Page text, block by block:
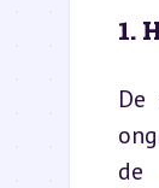
1.
De
de